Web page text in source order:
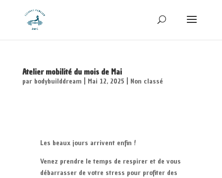
Atelier mobilité du mois de Mai
par bodybuilddream Mai 12, 2025 Non classé
Les beaux jours arrivent enfin !
Venez prendre le temps de respirer et de vous
débarrasser de votre stress pour profiter des